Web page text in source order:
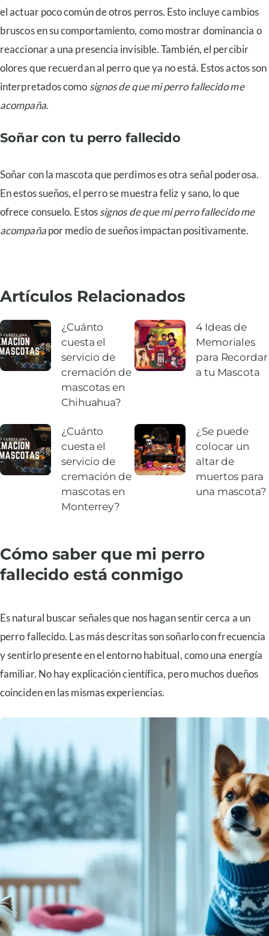
el actuar poco común de otros perros. Esto incluye cambios
bruscos en su comportamiento, como mostrar dominancia o
reaccionar a una presencia invisible. También, el percibir
olores que recuerdan al perro que ya no está. Estos actos son
interpretados como signos de que mi perro fallecido me
acompaña.
Soñar con tu perro fallecido
Soñar con la mascota que perdimos es otra señal poderosa.
En estos sueños, el perro se muestra feliz y sano, lo que
ofrece consuelo. Estossignos de que mi perro fallecido me
acompañapor medio de sueños impactan positivamente.
Artículos Relacionados
¿Cuánto
cuesta el
servicio de
cremación de
mascotas en
Chihuahua?
4 Ideas de
Memoriales
para Recordar
a tu Mascota
¿Cuánto
cuesta el
servicio de
cremación de
mascotas en
Monterrey?
¿Se puede
colocar un
altar de
muertos para
una mascota?
Cómo saber que mi perro
fallecido está conmigo
Es natural buscar señales que nos hagan sentir cerca a un
perro fallecido. Las más descritas son soñarlo con frecuencia
y sentirlo presente en el entorno habitual, como una energía
familiar. No hay explicación científica, pero muchos dueños
coinciden en las mismas experiencias.